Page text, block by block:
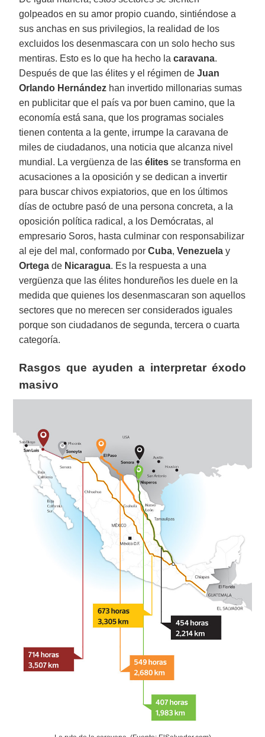
golpeados en su amor propio cuando, sintiéndose a
sus anchas en sus privilegios, la realidad de los
excluidos los desenmascara con un solo hecho sus
mentiras. Esto es lo que ha hecho lacaravana.
Después de que las élites y el régimen deJuan
Orlando Hernández han invertido millonarias sumas
en publicitar que el país va por buen camino, que la
economía está sana, que los programas sociales
tienen contenta a la gente, irrumpe la caravana de
miles de ciudadanos, una noticia que alcanza nivel
mundial. La vergüenza de lasélites se transforma en
acusaciones a la oposición y se dedican a invertir
para buscar chivos expiatorios, que en los últimos
días de octubre pasó de una persona concreta, a la
oposición política radical, a los Demócratas, al
empresario Soros, hasta culminar con responsabilizar
al eje del mal, conformado porCuba,Venezuela y
Ortega de Nicaragua. Es la respuesta a una
vergüenza que las élites hondureños les duele en la
medida que quienes los desenmascaran son aquellos
sectores que no merecen ser considerados iguales
porque son ciudadanos de segunda, tercera o cuarta
categoría.
Rasgos que ayuden a interpretar éxodo
masivo